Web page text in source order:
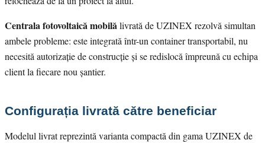
Centrala fotovoltaică mobilălivrată de UZINEX rezolvă simultan
ambele probleme: este integrată într-un container transportabil, nu
necesită autorizație de construcție și se redislocă împreună cu echipa
client la fiecare nou șantier.
Configurația livrată către beneficiar
Modelul livrat reprezintă varianta compactă din gama UZINEX de